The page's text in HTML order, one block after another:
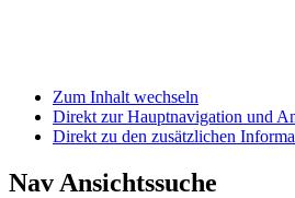
Zum Inhalt wechseln
Direkt zur Hauptnavigation und
Direkt zu den zusätzlichen
Nav Ansichtssuche